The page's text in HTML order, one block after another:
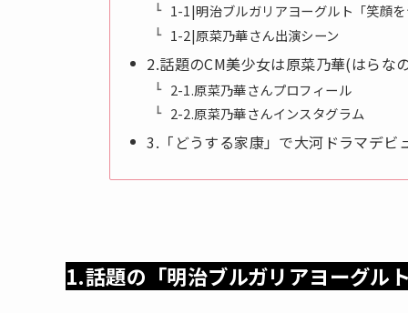
1-1|明治ブルガリアヨーグルト「笑顔
1-2|原菜乃華さん出演シーン
2.話題のCM美少女は原菜乃華(はらな
2-1.原菜乃華さんプロフィール
2-2.原菜乃華さんインスタグラム
3.「どうする家康」で大河ドラマデビ
1.話題の「明治ブルガリアヨーグル